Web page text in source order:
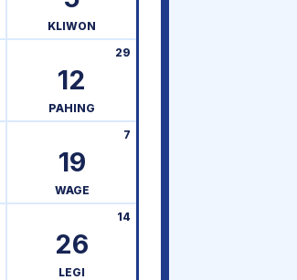
KLIWON
12
29
PAHING
19
7
WAGE
26
14
LEGI